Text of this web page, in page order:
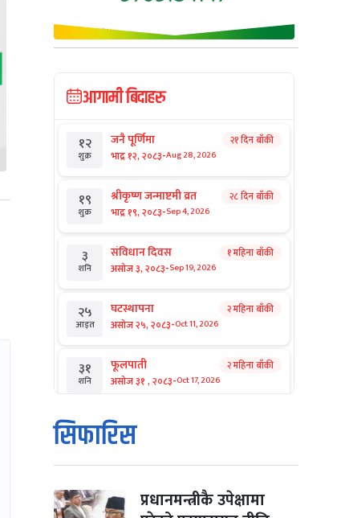
आगामी बिदाहरु
१२
शुक्र
जनै पूर्णिमा
भाद्र १२, २०८३-Aug 28, 2026
२१ दिन बाँकी
१९
शुक्र
श्रीकृष्ण जन्माष्टमी व्रत
भाद्र १९, २०८३-Sep 4, 2026
२८ दिन बाँकी
३
शनि
संविधान दिवस
असोज ३, २०८३-Sep 19, 2026
१ महिना बाँकी
२५
आइत
घटस्थापना
असोज २५, २०८३-Oct 11, 2026
२ महिना बाँकी
३१
शनि
फूलपाती
असोज ३१ , २०८३-Oct 17, 2026
२ महिना बाँकी
१
आइत
कार्तिक सङ्क्रान्ति
कार्तिक १, २०८३
मंगल कार्तिक ३, २०८३-Oct 20, 2026
सिफारिस
प्रधानमन्त्रीकै उपेक्षामा